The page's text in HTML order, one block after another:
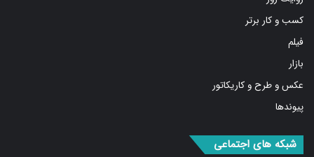
کسب و کار برتر
فیلم
بازار
عکس و طرح و کاریکاتور
پیوندها